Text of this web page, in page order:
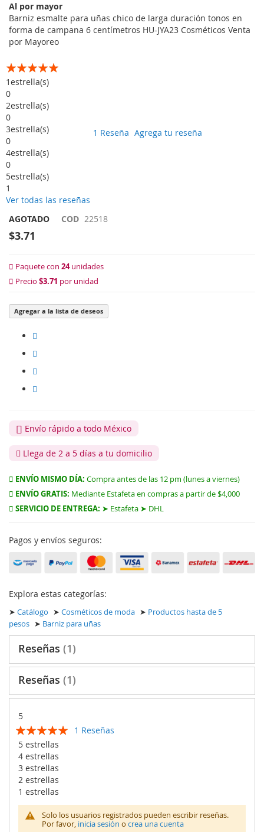
imágenes
Al por mayor
Barniz esmalte para uñas chico de larga duración tonos en
forma de campana 6 centímetros HU-JYA23 Cosméticos Venta
por Mayoreo
Calificación:
100
% of100
1estrella(s)
0
2estrella(s)
0
3estrella(s)
0
4estrella(s)
0
5estrella(s)
1
Ver todas las reseñas
1 Reseña Agrega tu reseña
AGOTADO COD 22518
$3.71
Paquete con 24unidades
Precio $3.71 por unidad
Agregar a la lista de deseos
Envío rápido a todo México
Llega de 2 a 5 días a tu domicilio
ENVÍO MISMO DÍA: Compra antes de las 12 pm (lunes a viernes)
ENVÍO GRATIS: Mediante Estafeta en compras a partir de $4,000
SERVICIO DE ENTREGA: ➤ Estafeta ➤ DHL
Pagos y envíos seguros:
Explora estas categorías:
➤ Catálogo ➤ Cosméticos de moda ➤ Productos hasta de 5
pesos ➤ Barniz para uñas
Reseñas 1
Reseñas 1
5
Calificación:
100
% of100
1 Reseñas
5 estrellas
4 estrellas
3 estrellas
2 estrellas
1 estrellas
Solo los usuarios registrados pueden escribir reseñas.
Por favor, inicia sesión o crea una cuenta